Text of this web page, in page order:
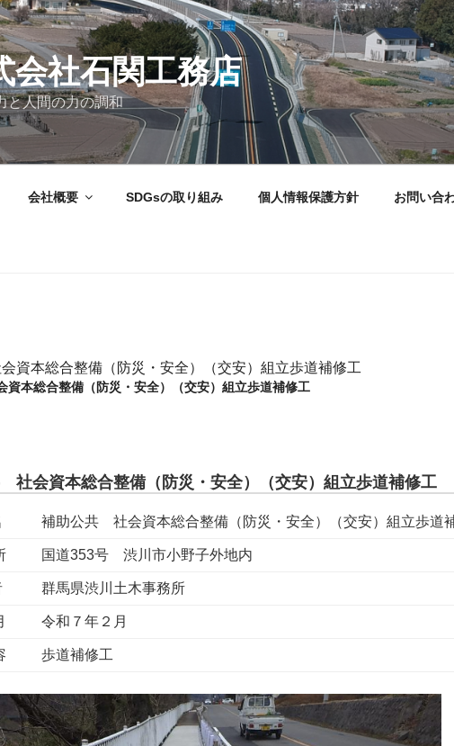
会社石関工務店
と人間の力の調和
会社概要 SDGsの取り組み 個人情報保護方針 お問い合
資本総合整備（防災・安全）（交安）組立歩道補修工
本総合整備（防災・安全）（交安）組立歩道補修工
社会資本総合整備（防災・安全）（交安）組立歩道補修工
補助公共 社会資本総合整備（防災・安全）（交安）組立歩道
国道353号 渋川市小野子外地内
群馬県渋川土木事務所
令和７年２月
歩道補修工